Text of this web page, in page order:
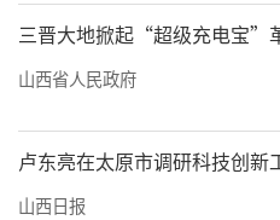
三晋大地掀起“超级充电宝”
山西省人民政府
卢东亮在太原市调研科技创新
山西日报